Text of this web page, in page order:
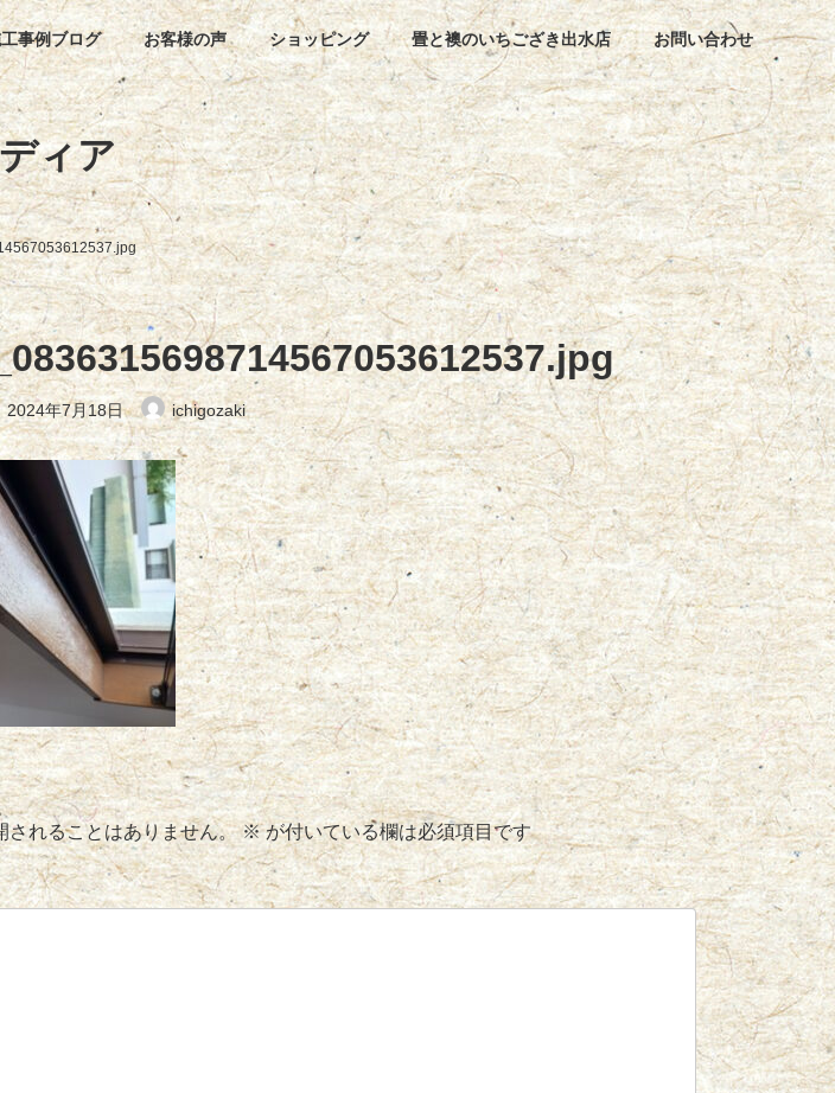
事例ブログ お客様の声 ショッピング 畳と襖のいちござき出水店 お問い合わせ
ィア
最
終
更
新
日
時
:
2024年7月18日 ichigozaki
されることはありません。 ※が付いている欄は必須項目です